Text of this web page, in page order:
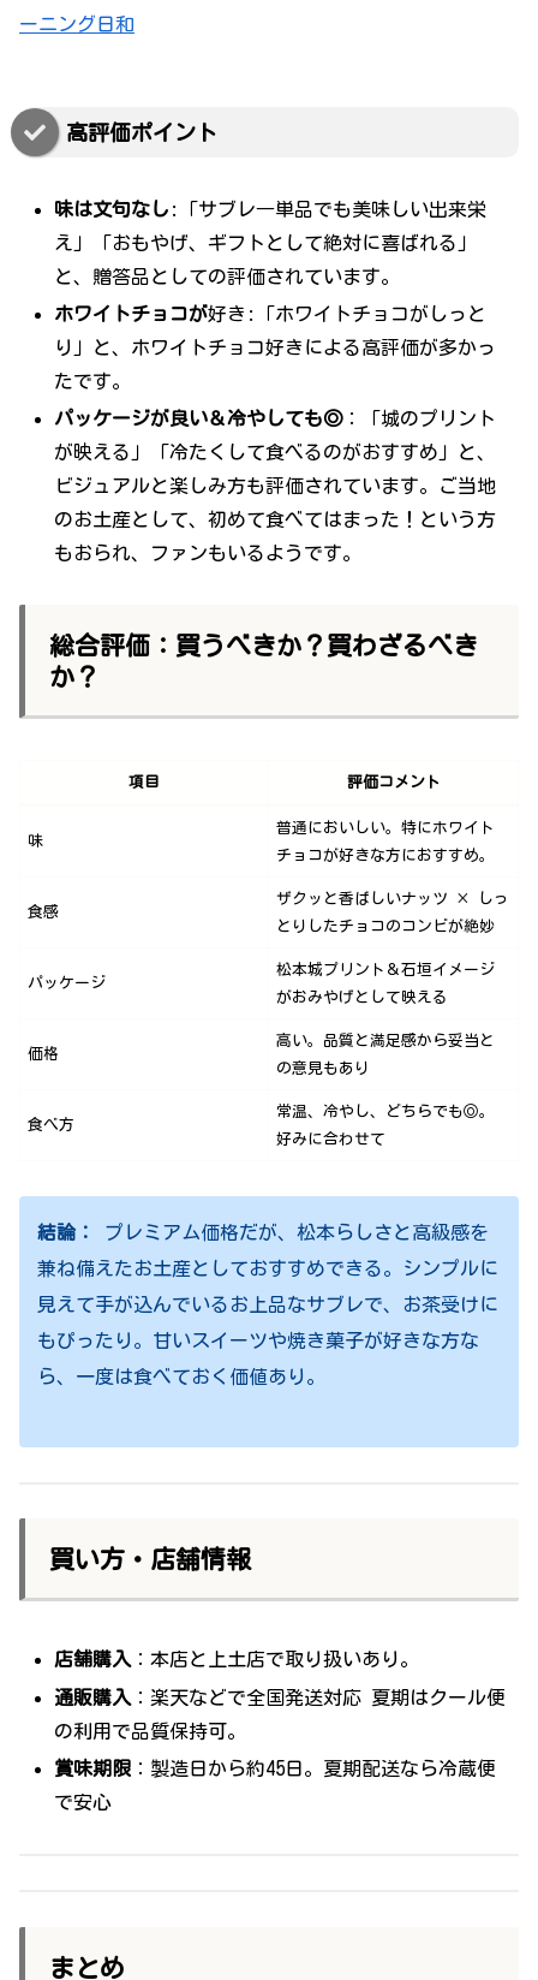
ーニング日和
高評価ポイント
味は文句なし :「サブレ―単品でも美味しい出来栄
え」「おもやげ、ギフトとして絶対に喜ばれる」
と、贈答品としての評価されています。
ホワイトチョコが好き:「ホワイトチョコがしっと
り」と、ホワイトチョコ好きによる高評価が多かっ
たです。
パッケージが良い＆冷やしても◎：「城のプリント
が映える」「冷たくして食べるのがおすすめ」と、
ビジュアルと楽しみ方も評価されています。ご当地
のお土産として、初めて食べてはまった！という方
もおられ、ファンもいるようです。
総合評価：買うべきか？買わざるべき
か？
項目 評価コメント
味
普通においしい。特にホワイト
チョコが好きな方におすすめ。
食感
ザクッと香ばしいナッツ × しっ
とりしたチョコのコンビが絶妙
パッケージ
松本城プリント＆石垣イメージ
がおみやげとして映える
価格
高い。品質と満足感から妥当と
の意見もあり
食べ方
常温、冷やし、どちらでも◎。
好みに合わせて
結論：
プレミアム価格だが、松本らしさと高級感を
兼ね備えたお土産としておすすめできる。シンプルに
見えて手が込んでいるお上品なサブレで、お茶受けに
もぴったり。甘いスイーツや焼き菓子が好きな方な
ら、一度は食べておく価値あり。
買い方・店舗情報
店舗購入 ：本店と上土店で取り扱いあり。
通販購入 ：楽天などで全国発送対応 夏期はクール便
の利用で品質保持可。
賞味期限 ：製造日から約45日。夏期配送なら冷蔵便
で安心
まとめ